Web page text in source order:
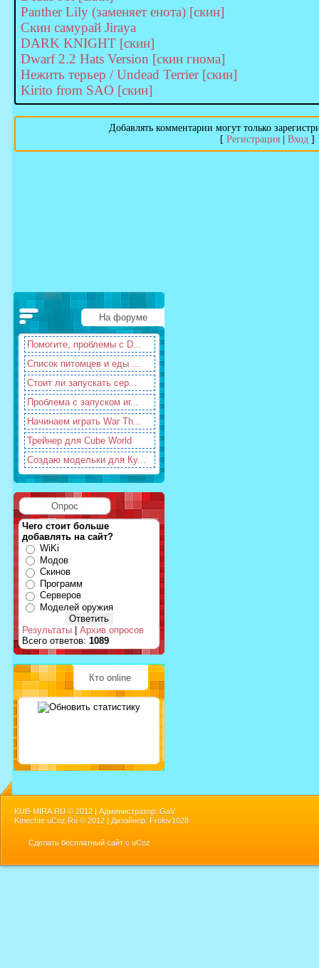
Panther Lily (заменяет енота) [скин]
Скин самурай Jiraya
DARK KNIGHT [скин]
Dwarf 2.2 Hats Version [скин гнома]
Нежить терьер / Undead Terrier [скин]
Kirito from SAO [скин]
Добавлять комментарии могут только
[ Регистрация| Вход]
На форуме
Помогите, проблемы с D...
Список питомцев и еды ...
Стоит ли запускать сер...
Проблема с запуском иг...
Начинаем играть War Th...
Трейнер для Cube World
Создаю модельки для Ку...
Опрос
Чего стоит больше
добавлять на сайт?
WiKi
Модов
Скинов
Программ
Серверов
Моделей оружия
Результаты
Архив опросов
Всего ответов: 1089
Кто online
KUB-MIRA.RU © 2012 | Администратор: GaV
Kmechte.uCoz.Ru © 2012 | Дизайнер: Frolov1028
Сделать бесплатный сайт с uCoz